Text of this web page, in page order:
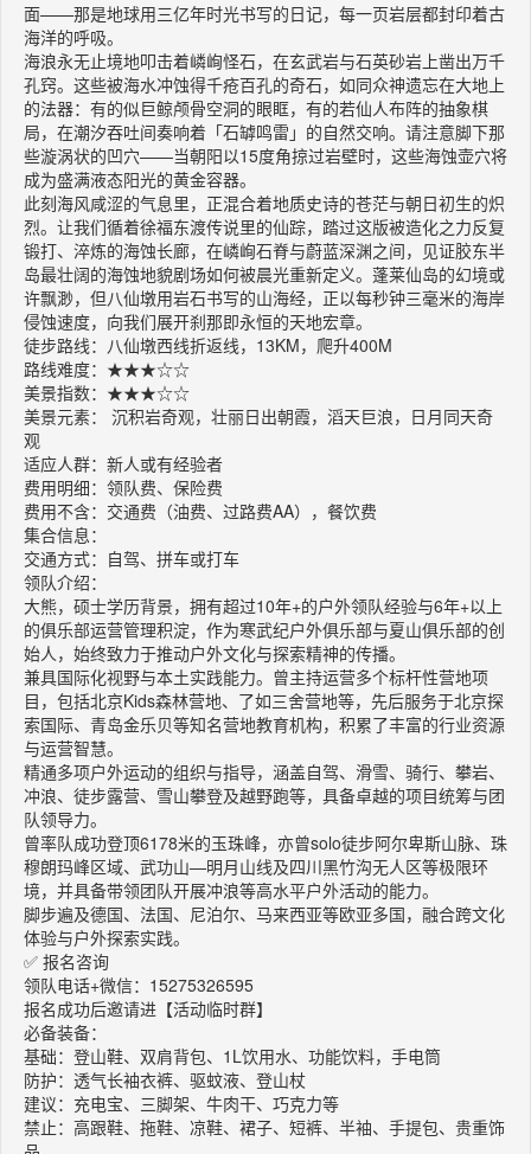
面——那是地球用三亿年时光书写的日记，每一页岩层都封印着古
海洋的呼吸。
海浪永无止境地叩击着嶙峋怪石，在玄武岩与石英砂岩上凿出万千
孔窍。这些被海水冲蚀得千疮百孔的奇石，如同众神遗忘在大地上
的法器：有的似巨鲸颅骨空洞的眼眶，有的若仙人布阵的抽象棋
局，在潮汐吞吐间奏响着「石罅鸣雷」的自然交响。请注意脚下那
些漩涡状的凹穴——当朝阳以15度角掠过岩壁时，这些海蚀壶穴将
成为盛满液态阳光的黄金容器。
此刻海风咸涩的气息里，正混合着地质史诗的苍茫与朝日初生的炽
烈。让我们循着徐福东渡传说里的仙踪，踏过这版被造化之力反复
锻打、淬炼的海蚀长廊，在嶙峋石脊与蔚蓝深渊之间，见证胶东半
岛最壮阔的海蚀地貌剧场如何被晨光重新定义。蓬莱仙岛的幻境或
许飘渺，但八仙墩用岩石书写的山海经，正以每秒钟三毫米的海岸
侵蚀速度，向我们展开刹那即永恒的天地宏章。
徒步路线：八仙墩西线折返线，13KM，爬升400M
路线难度：★★★☆☆
美景指数：★★★☆☆
美景元素： 沉积岩奇观，壮丽日出朝霞，滔天巨浪，日月同天奇
观
适应人群：新人或有经验者
费用明细：领队费、保险费
费用不含：交通费（油费、过路费AA），餐饮费
集合信息：
交通方式：自驾、拼车或打车
领队介绍：
大熊，硕士学历背景，拥有超过10年+的户外领队经验与6年+以上
的俱乐部运营管理积淀，作为寒武纪户外俱乐部与夏山俱乐部的创
始人，始终致力于推动户外文化与探索精神的传播。
兼具国际化视野与本土实践能力。曾主持运营多个标杆性营地项
目，包括北京Kids森林营地、了如三舍营地等，先后服务于北京探
索国际、青岛金乐贝等知名营地教育机构，积累了丰富的行业资源
与运营智慧。
精通多项户外运动的组织与指导，涵盖自驾、滑雪、骑行、攀岩、
冲浪、徒步露营、雪山攀登及越野跑等，具备卓越的项目统筹与团
队领导力。
曾率队成功登顶6178米的玉珠峰，亦曾solo徒步阿尔卑斯山脉、珠
穆朗玛峰区域、武功山—明月山线及四川黑竹沟无人区等极限环
境，并具备带领团队开展冲浪等高水平户外活动的能力。
脚步遍及德国、法国、尼泊尔、马来西亚等欧亚多国，融合跨文化
体验与户外探索实践。
✅ 报名咨询
领队电话+微信：15275326595
报名成功后邀请进【活动临时群】
必备装备：
基础：登山鞋、双肩背包、1L饮用水、功能饮料，手电筒
防护：透气长袖衣裤、驱蚊液、登山杖
建议：充电宝、三脚架、牛肉干、巧克力等
禁止：高跟鞋、拖鞋、凉鞋、裙子、短裤、半袖、手提包、贵重饰